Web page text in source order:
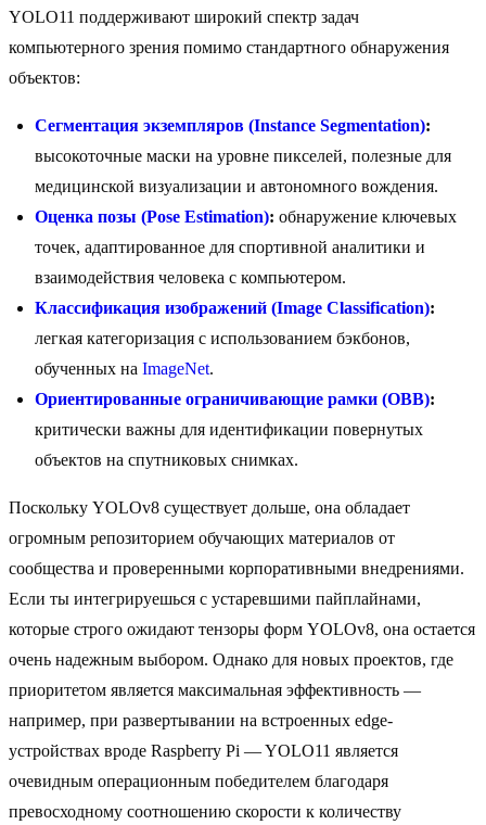
YOLO11 поддерживают широкий спектр задач
компьютерного зрения помимо стандартного обнаружения
объектов:
Сегментация экземпляров (Instance Segmentation):
высокоточные маски на уровне пикселей, полезные для
медицинской визуализации и автономного вождения.
Оценка позы (Pose Estimation): обнаружение ключевых
точек, адаптированное для спортивной аналитики и
взаимодействия человека с компьютером.
Классификация изображений (Image Classification):
легкая категоризация с использованием бэкбонов,
обученных на ImageNet.
Ориентированные ограничивающие рамки (OBB):
критически важны для идентификации повернутых
объектов на спутниковых снимках.
Поскольку YOLOv8 существует дольше, она обладает
огромным репозиторием обучающих материалов от
сообщества и проверенными корпоративными внедрениями.
Если ты интегрируешься с устаревшими пайплайнами,
которые строго ожидают тензоры форм YOLOv8, она остается
очень надежным выбором. Однако для новых проектов, где
приоритетом является максимальная эффективность —
например, при развертывании на встроенных edge-
устройствах вроде Raspberry Pi — YOLO11 является
очевидным операционным победителем благодаря
превосходному соотношению скорости к количеству